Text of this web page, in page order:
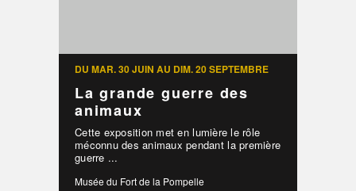
DU MAR. 30 JUIN AU DIM. 20 SEPTEMBRE
La grande guerre des
animaux
Cette exposition met en lumière le rôle
méconnu des animaux pendant la première
guerre ...
Musée du Fort de la Pompelle